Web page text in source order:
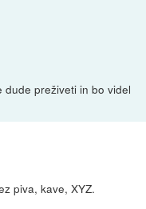
preživeti in bo videl
piva, kave, XYZ.